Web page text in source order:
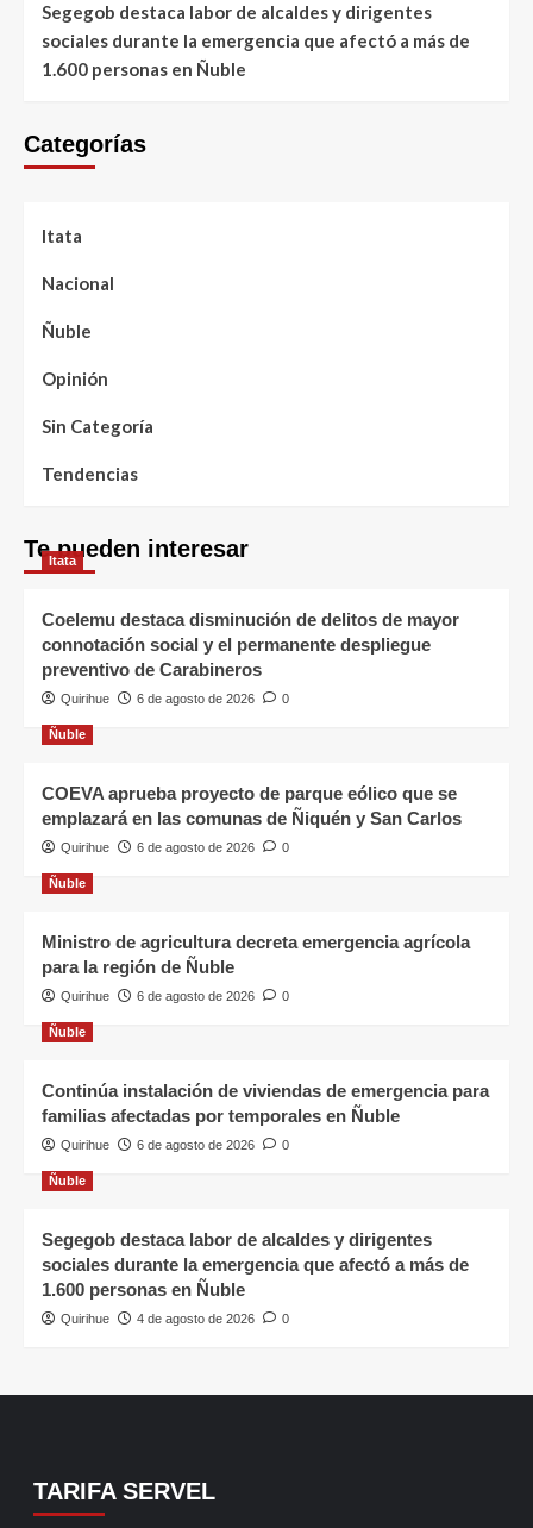
Segegob destaca labor de alcaldes y dirigentes
sociales durante la emergencia que afectó a más de
1.600 personas en Ñuble
Categorías
Itata
Nacional
Ñuble
Opinión
Sin Categoría
Tendencias
Te pueden interesar
Itata
Coelemu destaca disminución de delitos de mayor
connotación social y el permanente despliegue
preventivo de Carabineros
Quirihue 6 de agosto de 2026 0
Ñuble
COEVA aprueba proyecto de parque eólico que se
emplazará en las comunas de Ñiquén y San Carlos
Quirihue 6 de agosto de 2026 0
Ñuble
Ministro de agricultura decreta emergencia agrícola
para la región de Ñuble
Quirihue 6 de agosto de 2026 0
Ñuble
Continúa instalación de viviendas de emergencia para
familias afectadas por temporales en Ñuble
Quirihue 6 de agosto de 2026 0
Ñuble
Segegob destaca labor de alcaldes y dirigentes
sociales durante la emergencia que afectó a más de
1.600 personas en Ñuble
Quirihue 4 de agosto de 2026 0
TARIFA SERVEL